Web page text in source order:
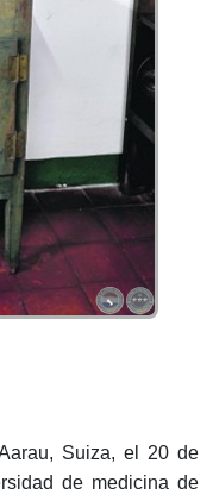
Suiza, el 20 de
de medicina de